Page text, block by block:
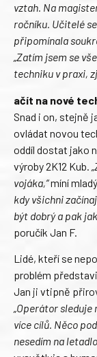
vztah. Na
ročníku. Učitelé
připomínala
„Zatím jsem se
techniku v praxi,
ačít na nové
Snad i on, stejně
ovládat novou
oddíl dostat jako
výroby 2K12 Kub.
vojáka,“míní
kdy všichni
být dobrý a pak
poručík Jan F.
Lidé, kteří se
problém
Jan ji vtipně
„Operátor sleduje
více cílů. Něco
nesedím na